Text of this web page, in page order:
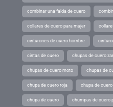
combinar una falda de cuero
collares de cuero para mujer
cinturones de cuero hombre
cintas de cuero chupas de cuero
chupas de cuero moto chupas de
chupa de cuero roja chupa de
chupa de cuero chumpas de cuero